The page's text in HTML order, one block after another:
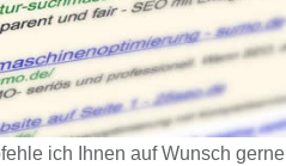
ich Ihnen auf Wunsch gerne